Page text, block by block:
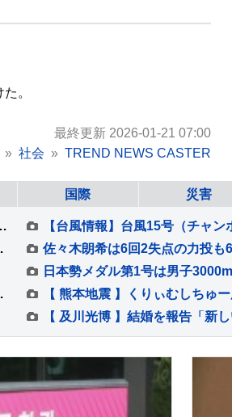
。
最終更新 2026-01-21 07:00
社会 TREND NEWS CASTER
国際 災害
督が望んでると、やる〟「アドリブ」認める
ディアスが2ラン被弾
捜索に続き波紋